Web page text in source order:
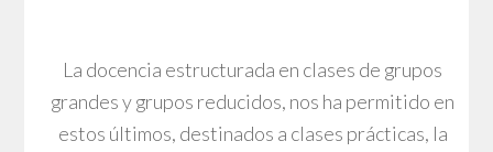
La docencia estructurada en clases de grupos
grandes y grupos reducidos, nos ha permitido en
estos últimos, destinados a clases prácticas, la